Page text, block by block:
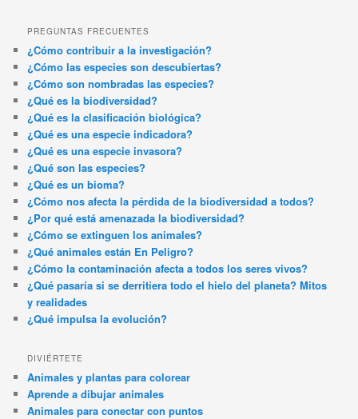
PREGUNTAS FRECUENTES
¿Cómo contribuir a la investigación?
¿Cómo las especies son descubiertas?
¿Cómo son nombradas las especies?
¿Qué es la biodiversidad?
¿Qué es la clasificación biológica?
¿Qué es una especie indicadora?
¿Qué es una especie invasora?
¿Qué son las especies?
¿Qué es un bioma?
¿Cómo nos afecta la pérdida de la biodiversidad a todos?
¿Por qué está amenazada la biodiversidad?
¿Cómo se extinguen los animales?
¿Qué animales están En Peligro?
¿Cómo la contaminación afecta a todos los seres vivos?
¿Qué pasaría si se derritiera todo el hielo del planeta? Mitos
y realidades
¿Qué impulsa la evolución?
DIVIÉRTETE
Animales y plantas para colorear
Aprende a dibujar animales
Animales para conectar con puntos